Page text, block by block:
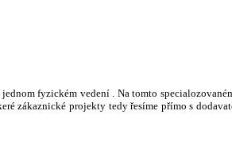
fyzickém vedení . Na tomto
zákaznické projekty tedy řesíme přímo s